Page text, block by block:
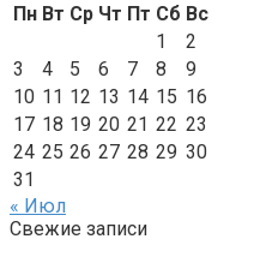
Пн Вт Ср Чт Пт Сб Вс
1
2
3
4 5 6 7 8
9
10 11 12 13 14 15 16
17 18 19 20 21 22 23
24 25 26 27 28 29 30
31
« Июл
Свежие записи